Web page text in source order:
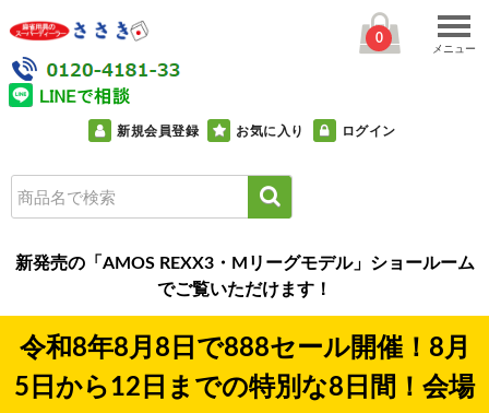
0
新規会員登録 お気に入り ログイン
メニュー
新発売の「AMOS REXX3・Mリーグモデル」ショールーム
でご覧いただけます！
令和8年8月8日で888セール開催！8月
5日から12日までの特別な8日間！会場